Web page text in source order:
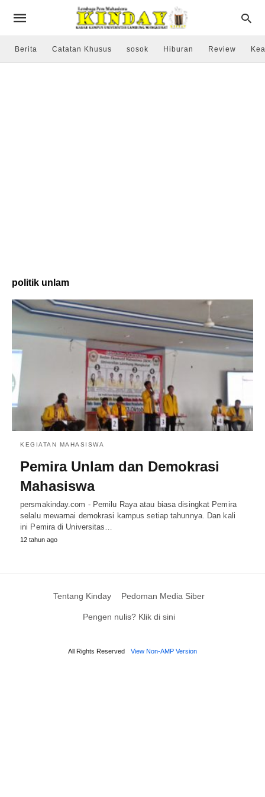
Berita Catatan Khusus sosok Hiburan Review
politik unlam
KEGIATAN MAHASISWA
Pemira Unlam dan Demokrasi
Mahasiswa
persmakinday.com - Pemilu Raya atau biasa disingkat Pemira
selalu mewarnai demokrasi kampus setiap tahunnya. Dan kali
ini Pemira di Universitas…
12 tahun ago
Tentang Kinday Pedoman Media Siber
Pengen nulis? Klik di sini
All Rights Reserved View Non-AMP Version